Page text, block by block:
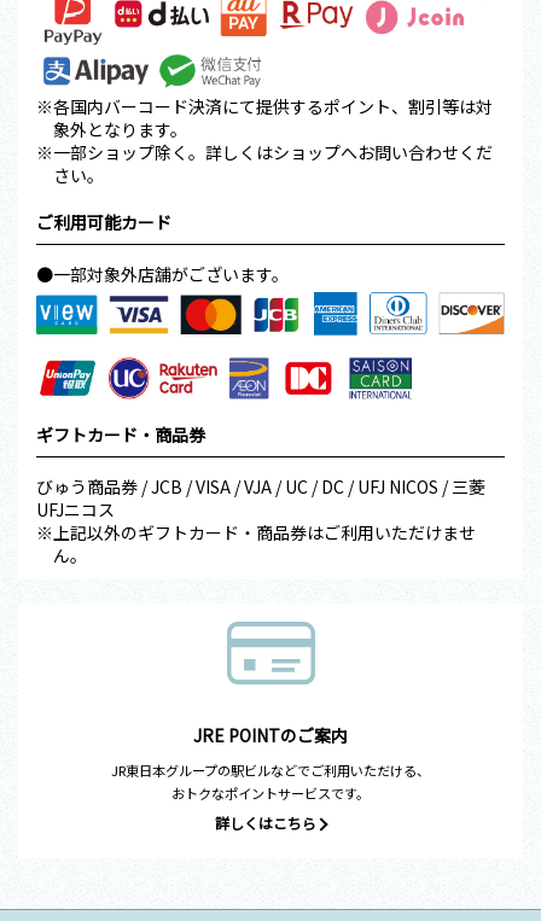
※各国内バーコード決済にて提供するポイント、割引等は対
象外となります。
※一部ショップ除く。詳しくはショップへお問い合わせくだ
さい。
ご利用可能カード
●一部対象外店舗がございます。
ギフトカード・商品券
びゅう商品券 / JCB / VISA / VJA / UC / DC / UFJ NICOS / 三菱
UFJニコス
※上記以外のギフトカード・商品券はご利用いただけませ
ん。
JRE POINTのご案内
JR東日本グループの駅ビルなどでご利用いただける、
おトクなポイントサービスです。
詳しくはこちら